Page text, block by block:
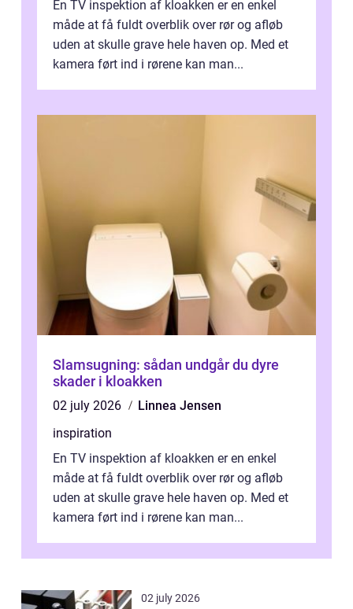
En TV inspektion af kloakken er en enkel
måde at få fuldt overblik over rør og afløb
uden at skulle grave hele haven op. Med et
kamera ført ind i rørene kan man...
Slamsugning: sådan undgår du dyre
skader i kloakken
02 july 2026
Linnea Jensen
inspiration
En TV inspektion af kloakken er en enkel
måde at få fuldt overblik over rør og afløb
uden at skulle grave hele haven op. Med et
kamera ført ind i rørene kan man...
02 july 2026